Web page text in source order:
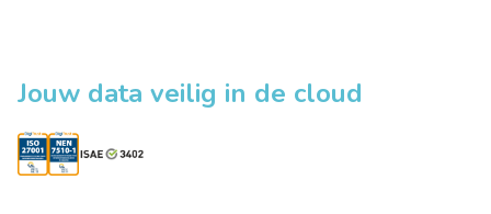
Jouw data veilig in de cloud